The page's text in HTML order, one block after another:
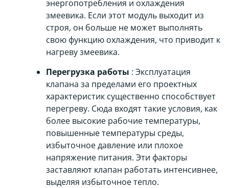
энергопотребления и охлаждения
змеевика. Если этот модуль выходит из
строя, он больше не может выполнять
свою функцию охлаждения, что приводит к
нагреву змеевика.
Перегрузка работы : Эксплуатация
клапана за пределами его проектных
характеристик существенно способствует
перегреву. Сюда входят такие условия, как
более высокие рабочие температуры,
повышенные температуры среды,
избыточное давление или плохое
напряжение питания. Эти факторы
заставляют клапан работать интенсивнее,
выделяя избыточное тепло.